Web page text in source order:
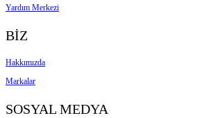
Yardım Merkezi
BİZ
Hakkımızda
Markalar
SOSYAL MEDYA